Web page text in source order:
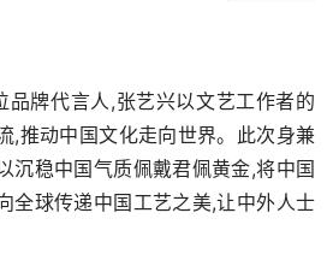
品牌代言人,张艺兴以文艺工作者的
,推动中国文化走向世界。此次身兼
沉稳中国气质佩戴君佩黄金,将中国
全球传递中国工艺之美,让中外人士